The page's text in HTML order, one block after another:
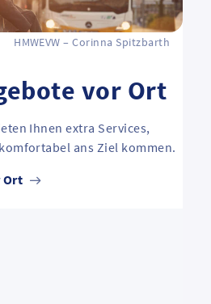
HMWEVW – Corinna Spitzbarth
vor Ort
Ihnen extra Services,
ans Ziel kommen.
Ort